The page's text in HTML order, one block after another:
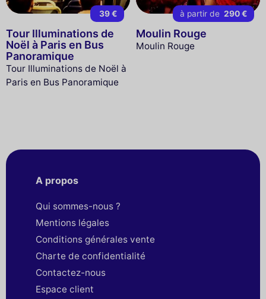
39 €
Tour Illuminations de
Noël à Paris en Bus
Panoramique
Tour Illuminations de Noël à
Paris en Bus Panoramique
à partir de 290 €
Moulin Rouge
Moulin Rouge
A propos
Qui sommes-nous ?
Mentions légales
Conditions générales vente
Charte de confidentialité
Contactez-nous
Espace client